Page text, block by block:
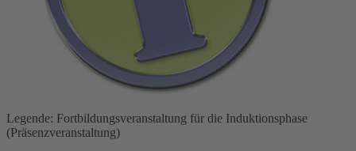
Legende: Fortbildungsveranstaltung für die Induktionsphase
(Präsenzveranstaltung)